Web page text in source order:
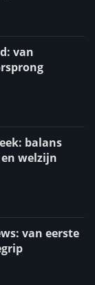
van
balans
welzijn
van eerste